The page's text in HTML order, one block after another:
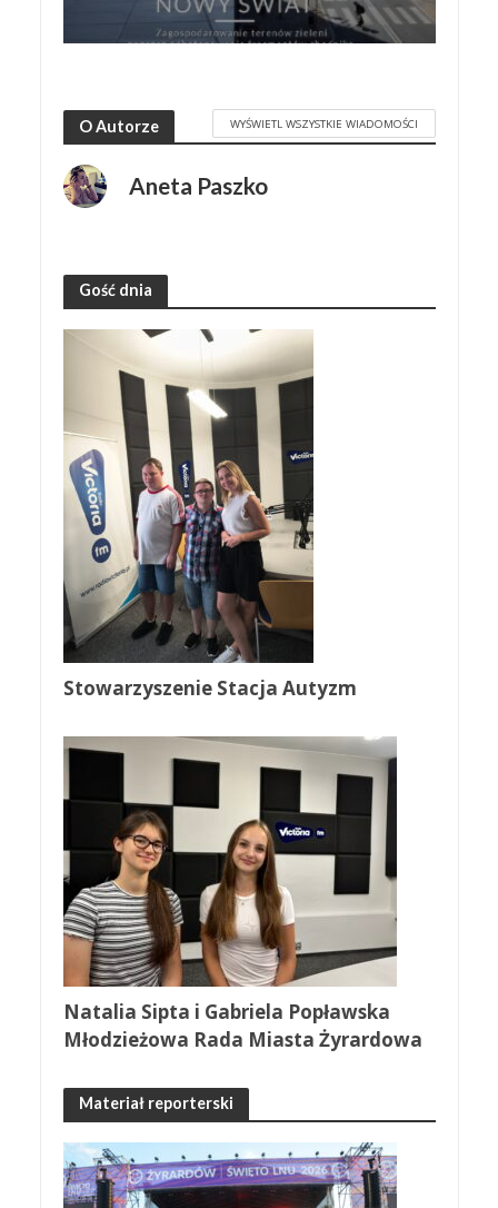
O Autorze WYŚWIETL WSZYSTKIE WIADOMOŚCI
Aneta Paszko
Gość dnia
Stowarzyszenie Stacja Autyzm
Natalia Sipta i Gabriela Popławska
Młodzieżowa Rada Miasta Żyrardowa
Materiał reporterski